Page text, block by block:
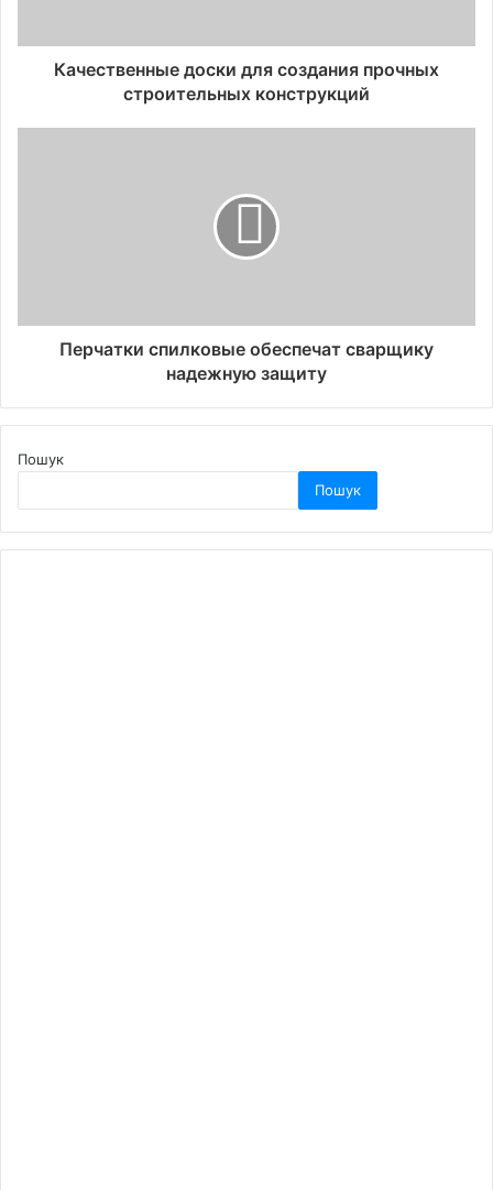
Качественные доски для создания прочных
строительных конструкций
Перчатки спилковые обеспечат сварщику
надежную защиту
Пошук
Пошук